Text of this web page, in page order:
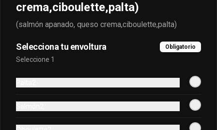
Furai,queso
$8.990
crema,ciboulette,palta)
(salmón apanado, queso crema,ciboulette,palta)
Selecciona tu envoltura Obligatorio
Seleccione 1